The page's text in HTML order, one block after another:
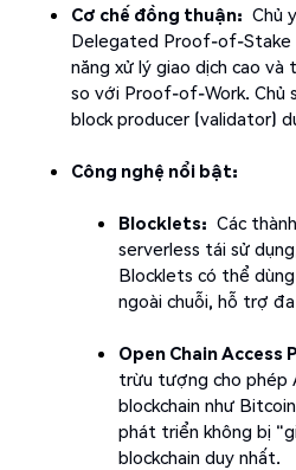
Cơ chế đồng thuận: Chủ
Delegated Proof-of-Stake
năng xử lý giao dịch cao
so với Proof-of-Work. Chủ
block producer (validator)
Công nghệ nổi bật:
Blocklets: Các
serverless tái sử
Blocklets có thể
ngoài chuỗi, hỗ trợ
Open Chain Access
trừu tượng cho phép
blockchain như
phát triển không bị
blockchain duy nhất.